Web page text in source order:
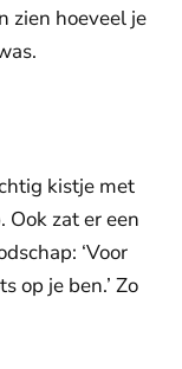
zien hoeveel je
kistje met
zat er een
‘Voor
op je ben.’ Zo